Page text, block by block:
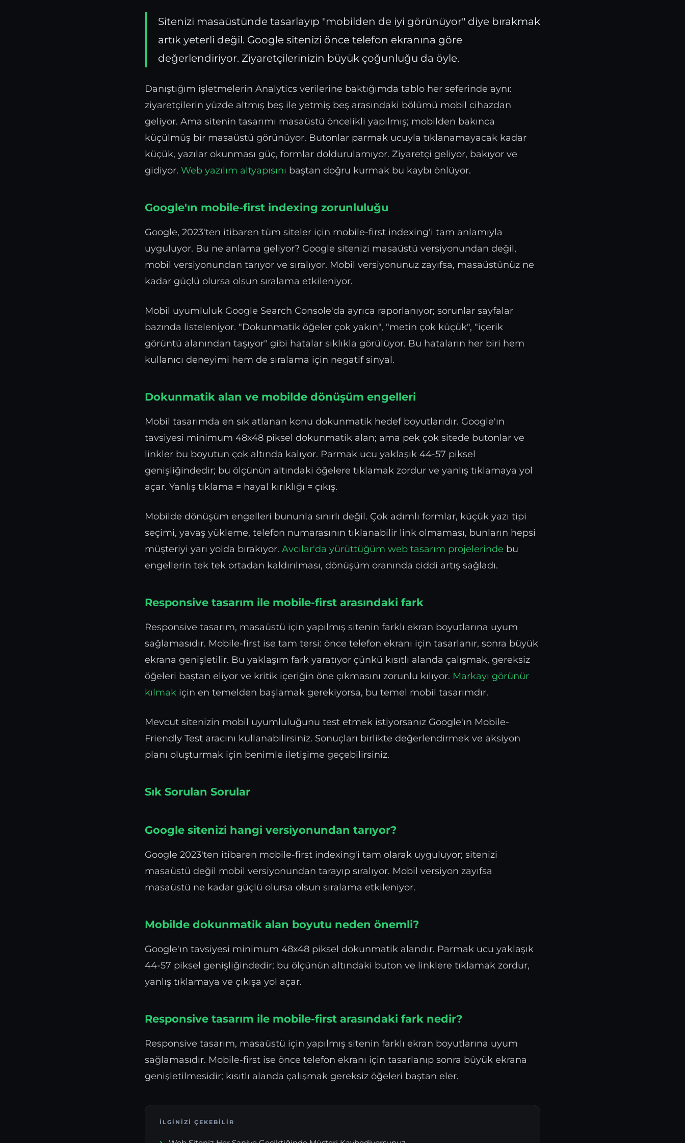
Sitenizi masaüstünde tasarlayıp "mobilden de iyi görünüyor" diye bırakmak
artık yeterli değil. Google sitenizi önce telefon ekranına göre
değerlendiriyor. Ziyaretçilerinizin büyük çoğunluğu da öyle.
Danıştığım işletmelerin Analytics verilerine baktığımda tablo her seferinde aynı:
ziyaretçilerin yüzde altmış beş ile yetmiş beş arasındaki bölümü mobil cihazdan
geliyor. Ama sitenin tasarımı masaüstü öncelikli yapılmış; mobilden bakınca
küçülmüş bir masaüstü görünüyor. Butonlar parmak ucuyla tıklanamayacak kadar
küçük, yazılar okunması güç, formlar doldurulamıyor. Ziyaretçi geliyor, bakıyor ve
gidiyor. Web yazılım altyapısını baştan doğru kurmak bu kaybı önlüyor.
Google'ın mobile-first indexing zorunluluğu
Google, 2023'ten itibaren tüm siteler için mobile-first indexing'i tam anlamıyla
uyguluyor. Bu ne anlama geliyor? Google sitenizi masaüstü versiyonundan değil,
mobil versiyonundan tarıyor ve sıralıyor. Mobil versiyonunuz zayıfsa, masaüstünüz ne
kadar güçlü olursa olsun sıralama etkileniyor.
Mobil uyumluluk Google Search Console'da ayrıca raporlanıyor; sorunlar sayfalar
bazında listeleniyor. "Dokunmatik öğeler çok yakın", "metin çok küçük", "içerik
görüntü alanından taşıyor" gibi hatalar sıklıkla görülüyor. Bu hataların her biri hem
kullanıcı deneyimi hem de sıralama için negatif sinyal.
Dokunmatik alan ve mobilde dönüşüm engelleri
Mobil tasarımda en sık atlanan konu dokunmatik hedef boyutlarıdır. Google'ın
tavsiyesi minimum 48x48 piksel dokunmatik alan; ama pek çok sitede butonlar ve
linkler bu boyutun çok altında kalıyor. Parmak ucu yaklaşık 44-57 piksel
genişliğindedir; bu ölçünün altındaki öğelere tıklamak zordur ve yanlış tıklamaya yol
açar. Yanlış tıklama = hayal kırıklığı = çıkış.
Mobilde dönüşüm engelleri bununla sınırlı değil. Çok adımlı formlar, küçük yazı tipi
seçimi, yavaş yükleme, telefon numarasının tıklanabilir link olmaması, bunların hepsi
müşteriyi yarı yolda bırakıyor. Avcılar'da yürüttüğüm web tasarım projelerinde bu
engellerin tek tek ortadan kaldırılması, dönüşüm oranında ciddi artış sağladı.
Responsive tasarım ile mobile-first arasındaki fark
Responsive tasarım, masaüstü için yapılmış sitenin farklı ekran boyutlarına uyum
sağlamasıdır. Mobile-first ise tam tersi: önce telefon ekranı için tasarlanır, sonra büyük
ekrana genişletilir. Bu yaklaşım fark yaratıyor çünkü kısıtlı alanda çalışmak, gereksiz
öğeleri baştan eliyor ve kritik içeriğin öne çıkmasını zorunlu kılıyor. Markayı görünür
kılmak için en temelden başlamak gerekiyorsa, bu temel mobil tasarımdır.
Mevcut sitenizin mobil uyumluluğunu test etmek istiyorsanız Google'ın Mobile-
Friendly Test aracını kullanabilirsiniz. Sonuçları birlikte değerlendirmek ve aksiyon
planı oluşturmak için benimle iletişime geçebilirsiniz.
Sık Sorulan Sorular
Google sitenizi hangi versiyonundan tarıyor?
Google 2023'ten itibaren mobile-first indexing'i tam olarak uyguluyor; sitenizi
masaüstü değil mobil versiyonundan tarayıp sıralıyor. Mobil versiyon zayıfsa
masaüstü ne kadar güçlü olursa olsun sıralama etkileniyor.
Mobilde dokunmatik alan boyutu neden önemli?
Google'ın tavsiyesi minimum 48x48 piksel dokunmatik alandır. Parmak ucu yaklaşık
44-57 piksel genişliğindedir; bu ölçünün altındaki buton ve linklere tıklamak zordur,
yanlış tıklamaya ve çıkışa yol açar.
Responsive tasarım ile mobile-first arasındaki fark nedir?
Responsive tasarım, masaüstü için yapılmış sitenin farklı ekran boyutlarına uyum
sağlamasıdır. Mobile-first ise önce telefon ekranı için tasarlanıp sonra büyük ekrana
genişletilmesidir; kısıtlı alanda çalışmak gereksiz öğeleri baştan eler.
İLGINIZI ÇEKEBILIR